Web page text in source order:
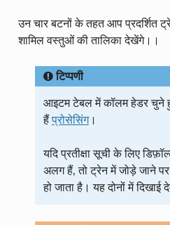
उन चार बटनों के तहत आप प्रदर्शित
शामिल वस्तुओं की तालिका देखेंगे।।
टिप्पणी
आइटम टेबल में कॉलम हेडर चुने
हैंप्रोसेसिंग।
यदि प्रतीक्षा सूची के लिए
अलग हैं, तो ट्रेन में जोड़े जाने पर
हो जाता है। यह दोनों में दिखाई